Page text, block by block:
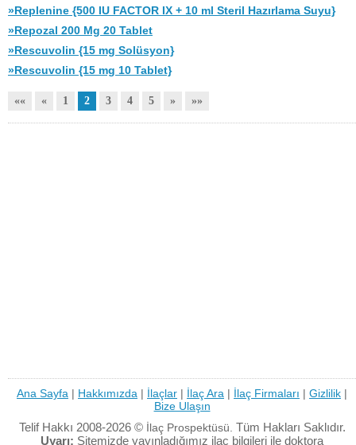
»Replenine {500 IU FACTOR IX + 10 ml Steril Hazırlama Suyu}
»Repozal 200 Mg 20 Tablet
»Rescuvolin {15 mg Solüsyon}
»Rescuvolin {15 mg 10 Tablet}
«« « 1 2 3 4 5 » »»
Ana Sayfa | Hakkımızda | İlaçlar | İlaç Ara | İlaç Firmaları | Gizlilik |
Bize Ulaşın
Telif Hakkı 2008-2026 © İlaç Prospektüsü. Tüm Hakları Saklıdır.
Uyarı: Sitemizde yayınladığımız ilaç bilgileri ile doktora